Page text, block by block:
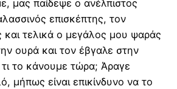
μας παίδεψε ο ανέλπιστος
επισκέπτης, τον
και τελικά ο μεγάλος μου ψαράς
ουρά και τον έβγαλε στην
το κάνουμε τώρα; Άραγε
μήπως είναι επικίνδυνο να το